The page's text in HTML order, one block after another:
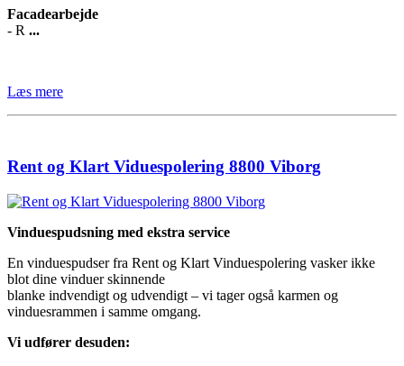
Facadearbejde
- R ...
Læs mere
Rent og Klart Viduespolering 8800 Viborg
Vinduespudsning med ekstra service
En vinduespudser fra Rent og Klart Vinduespolering vasker ikke
blot dine vinduer skinnende
blanke indvendigt og udvendigt – vi tager også karmen og
vinduesrammen i samme omgang.
Vi udfører desuden: